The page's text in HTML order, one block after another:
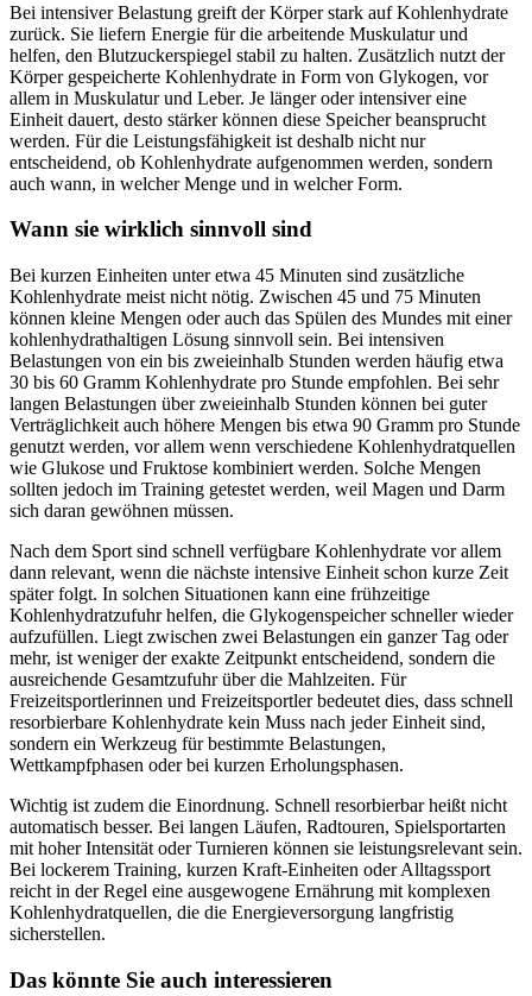
Bei intensiver Belastung greift der Körper stark auf Kohlenhydrate
zurück. Sie liefern Energie für die arbeitende Muskulatur und
helfen, den Blutzuckerspiegel stabil zu halten. Zusätzlich nutzt der
Körper gespeicherte Kohlenhydrate in Form von Glykogen, vor
allem in Muskulatur und Leber. Je länger oder intensiver eine
Einheit dauert, desto stärker können diese Speicher beansprucht
werden. Für die Leistungsfähigkeit ist deshalb nicht nur
entscheidend, ob Kohlenhydrate aufgenommen werden, sondern
auch wann, in welcher Menge und in welcher Form.
Wann sie wirklich sinnvoll sind
Bei kurzen Einheiten unter etwa 45 Minuten sind zusätzliche
Kohlenhydrate meist nicht nötig. Zwischen 45 und 75 Minuten
können kleine Mengen oder auch das Spülen des Mundes mit einer
kohlenhydrathaltigen Lösung sinnvoll sein. Bei intensiven
Belastungen von ein bis zweieinhalb Stunden werden häufig etwa
30 bis 60 Gramm Kohlenhydrate pro Stunde empfohlen. Bei sehr
langen Belastungen über zweieinhalb Stunden können bei guter
Verträglichkeit auch höhere Mengen bis etwa 90 Gramm pro Stunde
genutzt werden, vor allem wenn verschiedene Kohlenhydratquellen
wie Glukose und Fruktose kombiniert werden. Solche Mengen
sollten jedoch im Training getestet werden, weil Magen und Darm
sich daran gewöhnen müssen.
Nach dem Sport sind schnell verfügbare Kohlenhydrate vor allem
dann relevant, wenn die nächste intensive Einheit schon kurze Zeit
später folgt. In solchen Situationen kann eine frühzeitige
Kohlenhydratzufuhr helfen, die Glykogenspeicher schneller wieder
aufzufüllen. Liegt zwischen zwei Belastungen ein ganzer Tag oder
mehr, ist weniger der exakte Zeitpunkt entscheidend, sondern die
ausreichende Gesamtzufuhr über die Mahlzeiten. Für
Freizeitsportlerinnen und Freizeitsportler bedeutet dies, dass schnell
resorbierbare Kohlenhydrate kein Muss nach jeder Einheit sind,
sondern ein Werkzeug für bestimmte Belastungen,
Wettkampfphasen oder bei kurzen Erholungsphasen.
Wichtig ist zudem die Einordnung. Schnell resorbierbar heißt nicht
automatisch besser. Bei langen Läufen, Radtouren, Spielsportarten
mit hoher Intensität oder Turnieren können sie leistungsrelevant sein.
Bei lockerem Training, kurzen Kraft-Einheiten oder Alltagssport
reicht in der Regel eine ausgewogene Ernährung mit komplexen
Kohlenhydratquellen, die die Energieversorgung langfristig
sicherstellen.
Das könnte Sie auch interessieren